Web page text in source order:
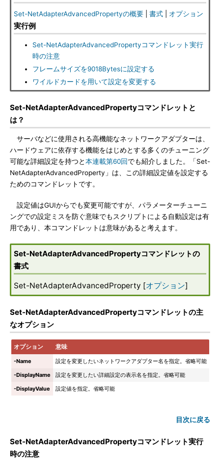
Set-NetAdapterAdvancedPropertyの概要 書式 オプション
実行例
Set-NetAdapterAdvancedPropertyコマンドレット実行
時の注意
フレームサイズを9018Bytesに設定する
ワイルドカードを用いて設定を変更する
Set-NetAdapterAdvancedPropertyコマンドレットと
は？
サーバなどに使用される高機能なネットワークアダプターは、
ハードウェアに依存する機能をはじめとする多くのチューニング
可能な詳細設定を持つと本連載第60回でも紹介しました。「Set-
NetAdapterAdvancedProperty」は、この詳細設定値を設定する
ためのコマンドレットです。
設定値はGUIからでも変更可能ですが、パラメーターチューニ
ングでの設定ミスを防ぐ意味でもスクリプトによる自動設定は有
用であり、本コマンドレットは意味があると考えます。
Set-NetAdapterAdvancedPropertyコマンドレットの
書式
Set-NetAdapterAdvancedProperty [オプション]
Set-NetAdapterAdvancedPropertyコマンドレットの主
なオプション
オプション 意味
-Name
設定を変更したいネットワークアダプター名を指定。省略可能
-DisplayName
設定を変更したい詳細設定の表示名を指定。省略可能
-DisplayValue
設定値を指定。省略可能
目次に戻る
Set-NetAdapterAdvancedPropertyコマンドレット実行
時の注意